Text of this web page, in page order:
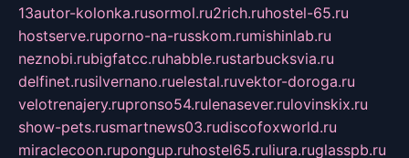
13autor-kolonka.rusormol.ru2rich.ruhostel-65.ru
hostserve.ruporno-na-russkom.rumishinlab.ru
neznobi.rubigfatcc.ruhabble.rustarbucksvia.ru
delfinet.rusilvernano.ruelestal.ruvektor-doroga.ru
velotrenajery.rupronso54.rulenasever.rulovinskix.ru
show-pets.rusmartnews03.rudiscofoxworld.ru
miraclecoon.rupongup.ruhostel65.ruliura.ruglasspb.ru